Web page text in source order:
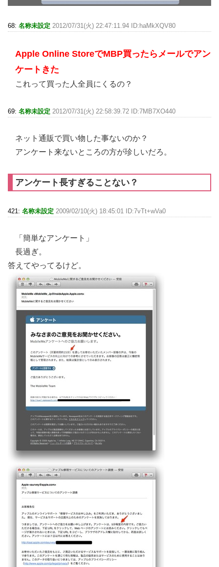
68: 名称未設定 2012/07/31(火) 22:47:11.94 ID:haMkXQV80
Apple Online StoreでMBP買ったらメールでアン
ケートきた
これって買った人全員にくるの？
69: 名称未設定 2012/07/31(火) 22:58:39.72 ID:7MB7XO440
ネット通販で買い物した事ないのか？
アンケート来ないところの方が珍しいだろ。
アンケート長すぎることない？
421: 名称未設定 2009/02/10(火) 18:45:01 ID:7vTt+wVa0
「簡単なアンケート」
長過ぎ。
答えてやってるけど。